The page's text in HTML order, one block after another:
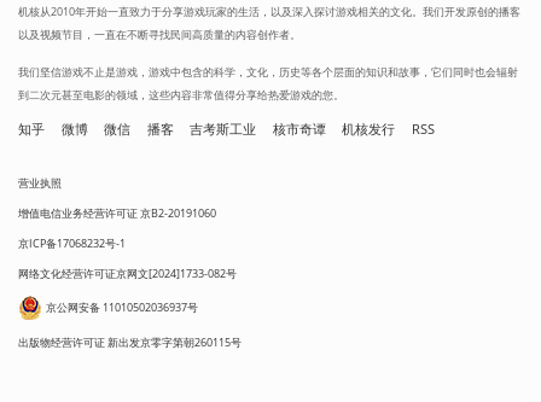
机核从2010年开始一直致力于分享游戏玩家的生活，以及深入探讨游戏相关的文化。我们开发原创的播客
以及视频节目，一直在不断寻找民间高质量的内容创作者。
我们坚信游戏不止是游戏，游戏中包含的科学，文化，历史等各个层面的知识和故事，它们同时也会辐射
到二次元甚至电影的领域，这些内容非常值得分享给热爱游戏的您。
知乎 微博 微信 播客 吉考斯工业 核市奇谭 机核发行 RSS
营业执照
增值电信业务经营许可证 京B2-20191060
京ICP备17068232号-1
网络文化经营许可证京网文[2024]1733-082号
京公网安备 11010502036937号
出版物经营许可证 新出发京零字第朝260115号